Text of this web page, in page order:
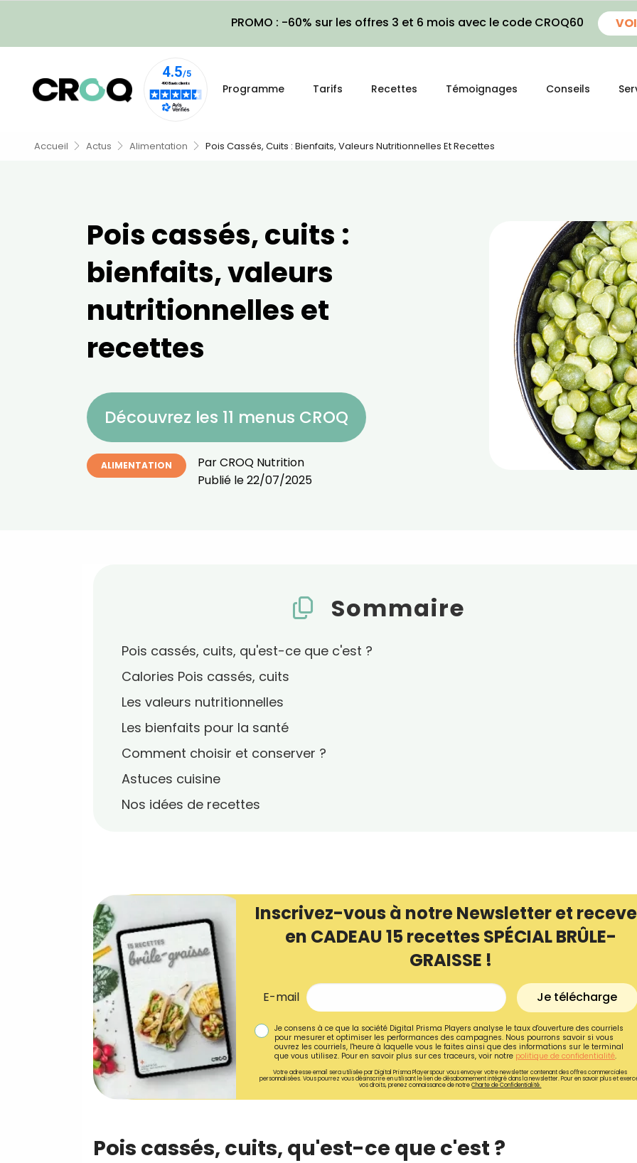
PROMO : -60% sur les offres 3 et 6 mois avec le code CROQ60
Programme Tarifs Recettes Témoignages Conseils
Accueil Actus Alimentation Pois Cassés, Cuits : Bienfaits, Valeurs Nutritionnelles Et Recettes
Pois cassés, cuits :
bienfaits, valeurs
nutritionnelles et
recettes
Découvrez les 11 menus CROQ
ALIMENTATION ParCROQ Nutrition
Publié le22/07/2025
Sommaire
Pois cassés, cuits, qu'est-ce que c'est ?
Calories Pois cassés, cuits
Les valeurs nutritionnelles
Les bienfaits pour la santé
Comment choisir et conserver ?
Astuces cuisine
Nos idées de recettes
Inscrivez-vous à notre Newsletter et
en CADEAU 15 recettes SPÉCIAL BRÛLE-
GRAISSE !
E-mail Je télécharge
Je consens à ce que la société Digital Prisma Players analyse le taux d'ouverture des courriels
pour mesurer et optimiser les performances des campagnes. Nous pourrons savoir si vous
ouvrez les courriels, l'heure à laquelle vous le faites ainsi que des informations sur le terminal
que vous utilisez. Pour en savoir plus sur ces traceurs, voir notre politique de confidentialité.
Votre adresse email sera utilisée par Digital Prisma Playerspour vous envoyer votre newsletter contenant des offres commerciales
personnalisées. Vous pourrez vous désinscrire en utilisant le lien de désabonnement intégré dans la newsletter. Pour en savoir plus et
vos droits, prenez connaissance de notreCharte de Confidentialité.
Pois cassés, cuits, qu'est-ce que c'est ?